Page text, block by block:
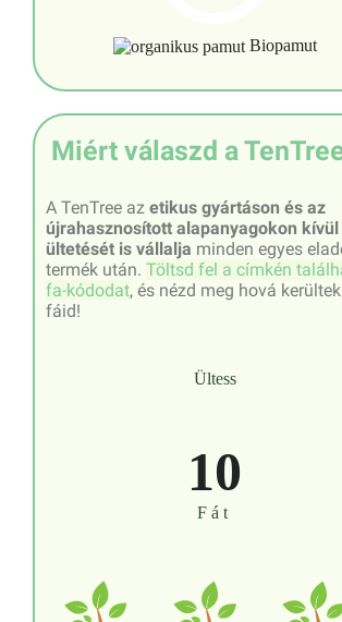
Biopamut
Miért válaszd a
A TenTree az etikus gyártáson és az
újrahasznosított alapanyagokon kívül
ültetését is vállalja minden egyes
termék után. Töltsd fel a címkén
fa-kódodat, és nézd meg hová
fáid!
Ültess
10
Fát